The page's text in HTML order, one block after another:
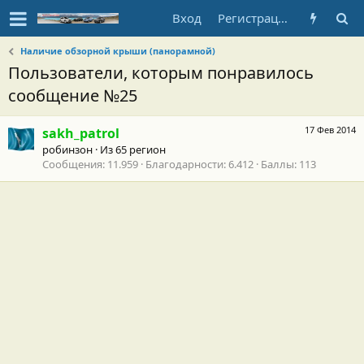
Вход Регистрация
Наличие обзорной крыши (панорамной)
Пользователи, которым понравилось
сообщение №25
17 Фев 2014
sakh_patrol
робинзон · Из65 регион
Сообщения 11.959 Благодарности 6.412 Баллы 113